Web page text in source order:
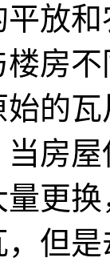
放
房
的
房
量更
但